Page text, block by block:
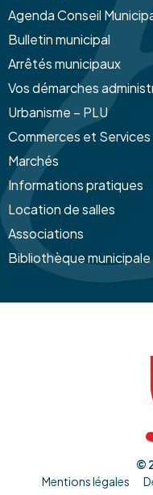
Agenda Conseil
Bulletin municipal
Arrêtés municipaux
Vos démarches
Urbanisme – PLU
Commerces et Services
Marchés
Informations pratiques
Location de salles
Associations
Bibliothèque municipale
©
Mentions légales